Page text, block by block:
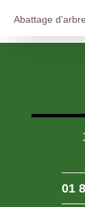
Abattage
01